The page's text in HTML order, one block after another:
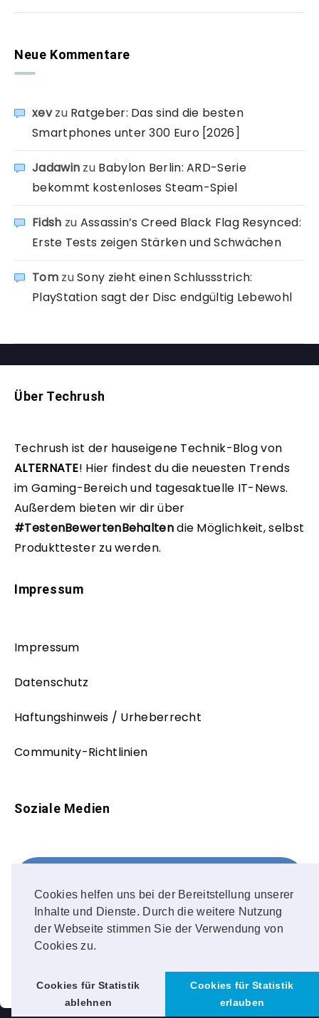
Cookies helfen uns bei der Bereitstellung unserer
Inhalte und Dienste. Durch die weitere Nutzung
der Webseite stimmen Sie der Verwendung von
Cookies zu.
Cookies für Statistik
ablehnen
Cookies für Statistik
erlauben
Neue Kommentare
xevzu Ratgeber: Das sind die besten
Smartphones unter 300 Euro [2026]
Jadawin zu Babylon Berlin: ARD-Serie
bekommt kostenloses Steam-Spiel
Fidsh zu Assassin’s Creed Black Flag Resynced:
Erste Tests zeigen Stärken und Schwächen
TomzuSony zieht einen Schlussstrich:
PlayStation sagt der Disc endgültig Lebewohl
Über Techrush
Techrush ist der hauseigene Technik-Blog von
ALTERNATE! Hier findest du die neuesten Trends
im Gaming-Bereich und tagesaktuelle IT-News.
Außerdem bieten wir dir über
#TestenBewertenBehaltendie Möglichkeit, selbst
Produkttester zu werden.
Impressum
Impressum
Datenschutz
Haftungshinweis / Urheberrecht
Community-Richtlinien
Soziale Medien
FOLLOW ME!
Instagram
OUR PHOTOS!